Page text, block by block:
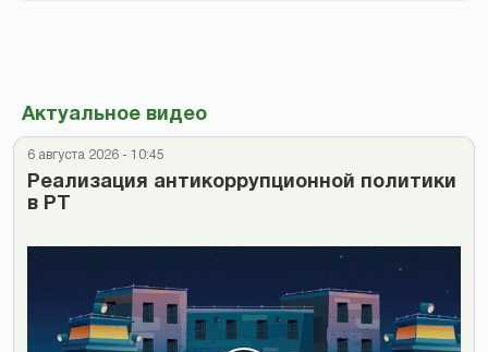
Актуальное видео
6 августа 2026 - 10:45
Реализация антикоррупционной политики
в РТ